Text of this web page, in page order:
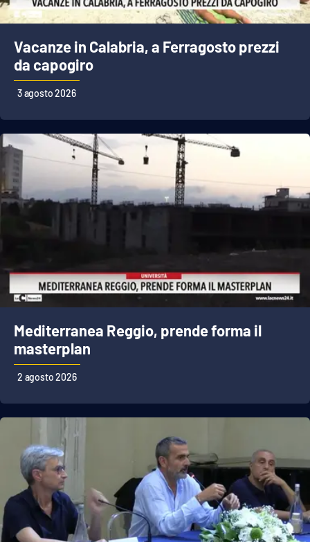
Vacanze in Calabria, a Ferragosto prezzi
da capogiro
3 agosto 2026
Mediterranea Reggio, prende forma il
masterplan
2 agosto 2026